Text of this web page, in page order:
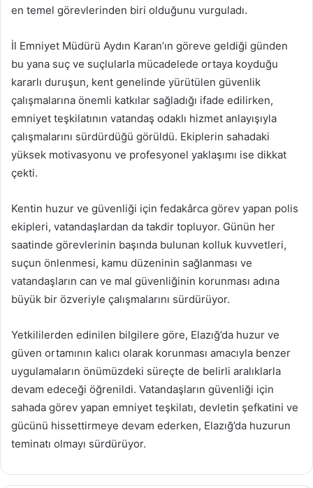
en temel görevlerinden biri olduğunu vurguladı.
İl Emniyet Müdürü Aydın Karan’ın göreve geldiği günden
bu yana suç ve suçlularla mücadelede ortaya koyduğu
kararlı duruşun, kent genelinde yürütülen güvenlik
çalışmalarına önemli katkılar sağladığı ifade edilirken,
emniyet teşkilatının vatandaş odaklı hizmet anlayışıyla
çalışmalarını sürdürdüğü görüldü. Ekiplerin sahadaki
yüksek motivasyonu ve profesyonel yaklaşımı ise dikkat
çekti.
Kentin huzur ve güvenliği için fedakârca görev yapan polis
ekipleri, vatandaşlardan da takdir topluyor. Günün her
saatinde görevlerinin başında bulunan kolluk kuvvetleri,
suçun önlenmesi, kamu düzeninin sağlanması ve
vatandaşların can ve mal güvenliğinin korunması adına
büyük bir özveriyle çalışmalarını sürdürüyor.
Yetkililerden edinilen bilgilere göre, Elazığ’da huzur ve
güven ortamının kalıcı olarak korunması amacıyla benzer
uygulamaların önümüzdeki süreçte de belirli aralıklarla
devam edeceği öğrenildi. Vatandaşların güvenliği için
sahada görev yapan emniyet teşkilatı, devletin şefkatini ve
gücünü hissettirmeye devam ederken, Elazığ’da huzurun
teminatı olmayı sürdürüyor.